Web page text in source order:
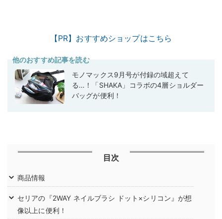
【PR】おすすめショップはこちら
他のおすすめ記事を読む
モノマックス9月号が付録の域超えて
る…！「SHAKA」コラボの4層ショルダー
バッグが便利！
目次
商品情報
セリアの『2WAY ネイルブラシ ドット×シリコン』が想
像以上に便利！